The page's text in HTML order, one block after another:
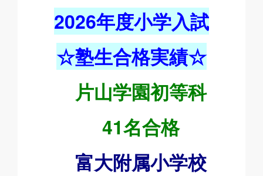
2026年度小学入試
☆塾生合格実績☆
片山学園初等科
41名合格
富大附属小学校